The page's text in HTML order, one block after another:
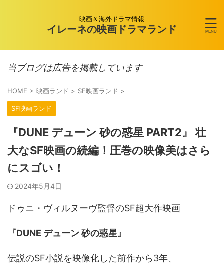
映画＆海外ドラマ情報
イレーネの映画ドラマランド
当ブログは広告を掲載しています
HOME > 映画ランド > SF映画ランド >
SF映画ランド
『DUNE デューン 砂の惑星 PART2』 壮
大なSF映画の続編！圧巻の映像美はさら
にスゴい！
2024年5月4日
ドゥニ・ヴィルヌーヴ監督のSF超大作映画
『DUNE デューン 砂の惑星』
伝説のSF小説を映像化した前作から3年、